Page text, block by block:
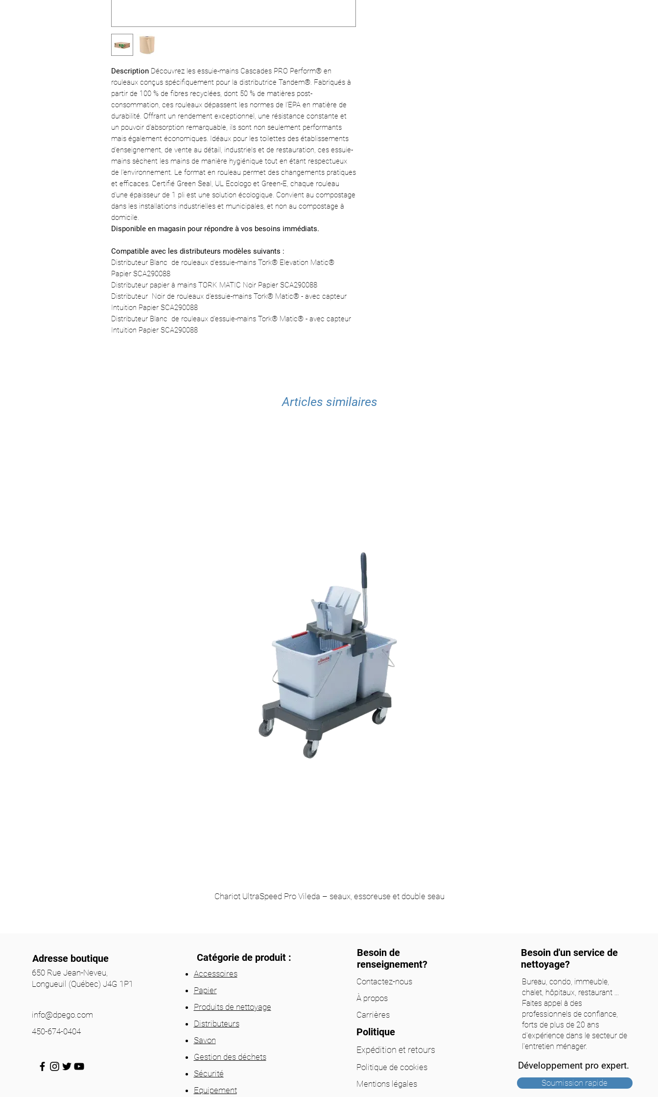
Description Découvrez les essuie-mains Cascades PRO Perform® en
rouleaux conçus spécifiquement pour la distributrice Tandem®. Fabriqués à
partir de 100 % de fibres recyclées, dont 50 % de matières post-
consommation, ces rouleaux dépassent les normes de l’EPA en matière de
durabilité. Offrant un rendement exceptionnel, une résistance constante et
un pouvoir d’absorption remarquable, ils sont non seulement performants
mais également économiques. Idéaux pour les toilettes des établissements
d’enseignement, de vente au détail, industriels et de restauration, ces essuie-
mains sèchent les mains de manière hygiénique tout en étant respectueux
de l'environnement. Le format en rouleau permet des changements pratiques
et efficaces. Certifié Green Seal, UL Ecologo et Green-E, chaque rouleau
d’une épaisseur de 1 pli est une solution écologique. Convient au compostage
dans les installations industrielles et municipales, et non au compostage à
domicile.
Disponible en magasin pour répondre à vos besoins immédiats.
Compatible avec les distributeurs modèles suivants :
Distributeur Blanc de rouleaux d'essuie-mains Tork® Elevation Matic®
Papier SCA290088
Distributeur papier à mains TORK MATIC Noir Papier SCA290088
Distributeur Noir de rouleaux d'essuie-mains Tork® Matic® - avec capteur
Intuition Papier SCA290088
Distributeur Blanc de rouleaux d'essuie-mains Tork® Matic® - avec capteur
Intuition Papier SCA290088
Articles similaires
Chariot UltraSpeed Pro Vileda – seaux, essoreuse et double seau
Adresse boutique
650 Rue Jean-Neveu,
Longueuil (Québec) J4G 1P1
info@dpego.com
450-674-0404
Catégorie de produit :
Accessoires
Papier
Produits de nettoyage
Distributeurs
Savon
Gestion des déchets
Sécurité
Equipement
Besoin de
renseignement?
Contactez-nous
À propos
Carrières
Politique
Expédition et retours
Politique de cookies
Mentions légales
Besoin d'un service de
nettoyage?
Bureau, condo, immeuble,
chalet, hôpitaux, restaurant ...
Faites appel à des
professionnels de confiance,
forts de plus de 20 ans
d'expérience dans le secteur de
l'entretien ménager.
Développement pro expert.
Soumission rapide